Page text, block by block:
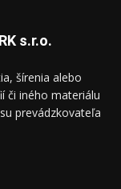
s.r.o.
šírenia alebo
či iného materiálu
prevádzkovateľa